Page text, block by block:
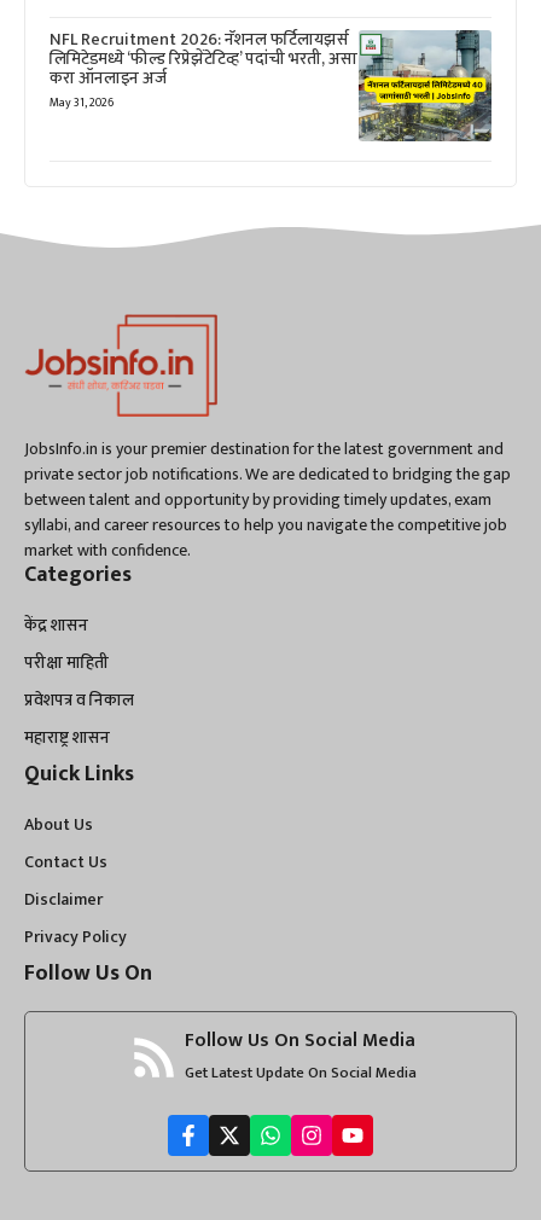
NFL Recruitment 2026: नॅशनल फर्टिलायझर्स
लिमिटेडमध्ये ‘फील्ड रिप्रेझेंटेटिव्ह’ पदांची भरती, असा
करा ऑनलाइन अर्ज
May 31, 2026
JobsInfo.in is your premier destination for the latest government and
private sector job notifications. We are dedicated to bridging the gap
between talent and opportunity by providing timely updates, exam
syllabi, and career resources to help you navigate the competitive job
market with confidence.
Categories
केंद्र शासन
परीक्षा माहिती
प्रवेशपत्र व निकाल
महाराष्ट्र शासन
Quick Links
About Us
Contact Us
Disclaimer
Privacy Policy
Follow Us On
Follow Us On Social Media
Get Latest Update On Social Media